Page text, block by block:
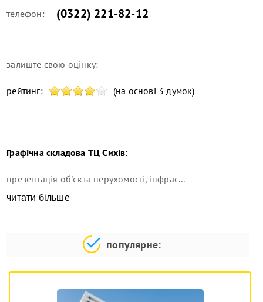
телефон: (0322) 221-82-12
залиште свою оцінку:
рейтинг: (на основі 3 думок)
Графічна складова ТЦ Сихів:
презентація об'єкта нерухомості, інфрас...
читати більше
популярне: